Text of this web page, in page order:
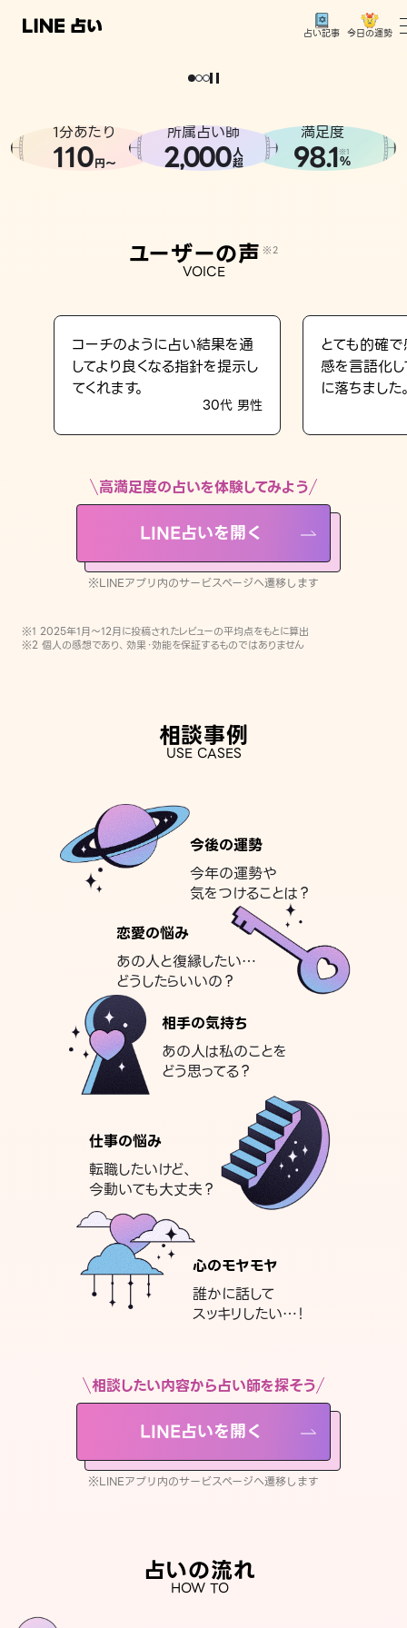
占い記事 今日の運勢
相談事例
LINE占いを開く
※LINEアプリ内のサービスページへ遷移します
どうせなら
。
1分あたり
110円〜
所属占い師
2,000人
超
満足度
98.1※1
%
ユーザーの声 ※2
VOICE
コーチのように占い結果を通
してより良くなる指針を提示し
てくれます。
30代 男性
とても的確
感を言語化
に落ちました
高満足度の占いを体験してみよう
LINE占いを開く
※LINEアプリ内のサービスページへ遷移します
※1 2025年1月〜12月に投稿されたレビューの平均点をもとに算出
※2 個人の感想であり、効果・効能を保証するものではありません
相談事例
USE CASES
今後の運勢
今年の運勢や
気をつけることは？
恋愛の悩み
あの人と復縁したい…
どうしたらいいの？
相手の気持ち
あの人は私のことを
どう思ってる？
仕事の悩み
転職したいけど、
今動いても大丈夫？
心のモヤモヤ
誰かに話して
スッキリしたい…！
相談したい内容から占い師を探そう
LINE占いを開く
※LINEアプリ内のサービスページへ遷移します
占いの流れ
HOW TO